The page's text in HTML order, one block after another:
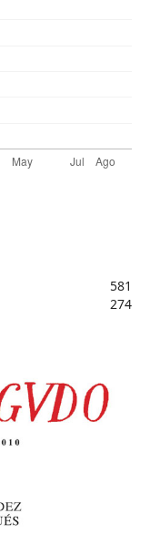
581
274